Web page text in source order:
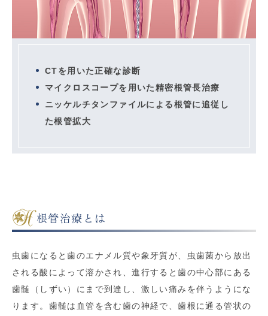
CTを用いた正確な診断
マイクロスコープを用いた精密根管長治療
ニッケルチタンファイルによる根管に追従し
た根管拡大
根管治療とは
虫歯になると歯のエナメル質や象牙質が、虫歯菌から放出
される酸によって溶かされ、進行すると歯の中心部にある
歯髄（しずい）にまで到達し、激しい痛みを伴うようにな
ります。歯髄は血管を含む歯の神経で、歯根に通る管状の